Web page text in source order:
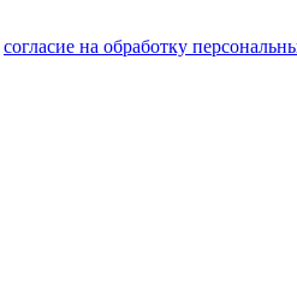
согласие на обработку